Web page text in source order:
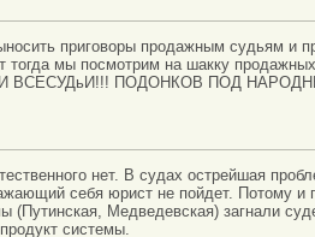
приговоры продажным судьям и
мы посмотрим на шакку
ПОДОНКОВ ПОД
нет. В судах острейшая
себя юрист не пойдет. Потому и
Медведевская) загнали
системы.